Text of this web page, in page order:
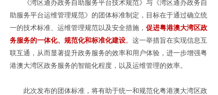
《湾区通办政务自助服务平台技术规范》与《湾区通办政务自
助服务平台运维管理规范》的团体标准制定，目标在于通过确立统
一的技术标准、运维管理规范以及安全措施， 促进粤港澳大湾区政
务服务的一体化、规范化和标准化建设。 这一举措旨在实现信息互
联互通，从而显著提升政务服务的效率和用户体验，进一步增强粤
港澳大湾区政务服务的智能化程度，以及运维管理的效率。
此次发布的团体标准，将有助于统一和规范化粤港澳大湾区政